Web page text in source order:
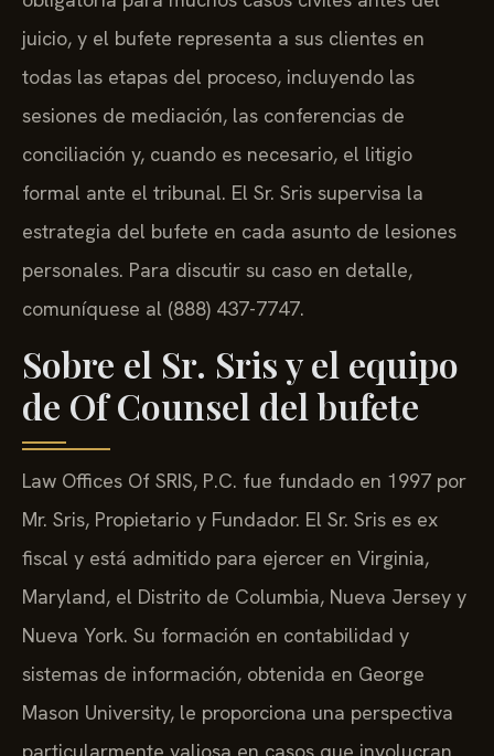
juicio, y el bufete representa a sus clientes en
todas las etapas del proceso, incluyendo las
sesiones de mediación, las conferencias de
conciliación y, cuando es necesario, el litigio
formal ante el tribunal. El Sr. Sris supervisa la
estrategia del bufete en cada asunto de lesiones
personales. Para discutir su caso en detalle,
comuníquese al (888) 437-7747.
Sobre el Sr. Sris y el equipo
de Of Counsel del bufete
Law Offices Of SRIS, P.C. fue fundado en 1997 por
Mr. Sris, Propietario y Fundador. El Sr. Sris es ex
fiscal y está admitido para ejercer en Virginia,
Maryland, el Distrito de Columbia, Nueva Jersey y
Nueva York. Su formación en contabilidad y
sistemas de información, obtenida en George
Mason University, le proporciona una perspectiva